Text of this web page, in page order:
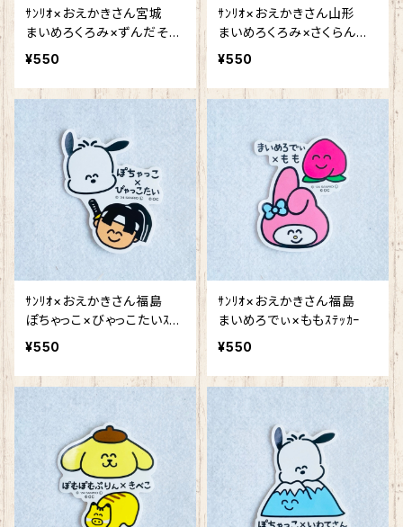
ｻﾝﾘｵ×おえかきさん宮城
まいめろくろみ×ずんだそふ
とｽﾃｯｶｰ
¥550
ｻﾝﾘｵ×おえかきさん山形
まいめろくろみ×さくらんぼｽ
ﾃｯｶｰ
¥550
ｻﾝﾘｵ×おえかきさん福島
ぽちゃっこ×びゃっこたいｽﾃｯ
ｶｰ
¥550
ｻﾝﾘｵ×おえかきさん福島
まいめろでぃ×ももｽﾃｯｶｰ
¥550